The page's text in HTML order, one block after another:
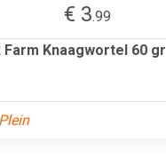
€ 3.99
Farm Knaagwortel 60 gr
Plein